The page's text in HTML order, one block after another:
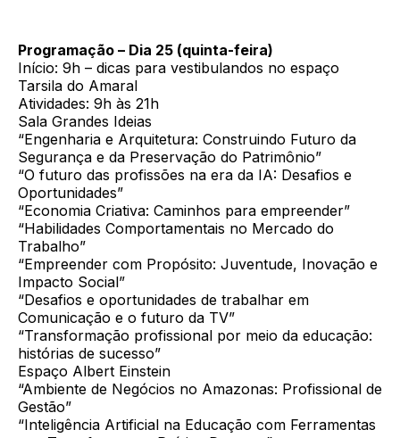
Programação – Dia 25 (quinta-feira)
Início: 9h – dicas para vestibulandos no espaço
Tarsila do Amaral
Atividades: 9h às 21h
Sala Grandes Ideias
“Engenharia e Arquitetura: Construindo Futuro da
Segurança e da Preservação do Patrimônio”
“O futuro das profissões na era da IA: Desafios e
Oportunidades”
“Economia Criativa: Caminhos para empreender”
“Habilidades Comportamentais no Mercado do
Trabalho”
“Empreender com Propósito: Juventude, Inovação e
Impacto Social”
“Desafios e oportunidades de trabalhar em
Comunicação e o futuro da TV”
“Transformação profissional por meio da educação:
histórias de sucesso”
Espaço Albert Einstein
“Ambiente de Negócios no Amazonas: Profissional de
Gestão”
“Inteligência Artificial na Educação com Ferramentas